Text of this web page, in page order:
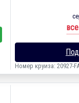
Номер круиза: 20927-